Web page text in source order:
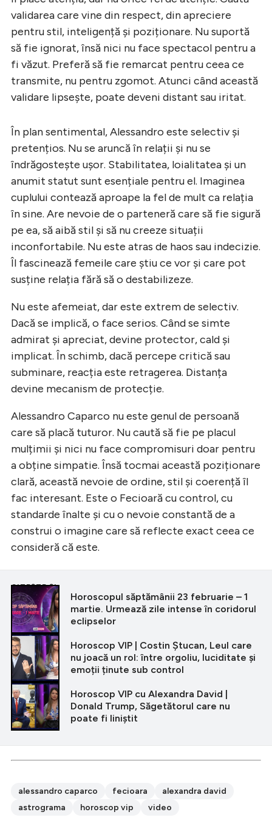
validarea care vine din respect, din apreciere
pentru stil, inteligență și poziționare. Nu suportă
să fie ignorat, însă nici nu face spectacol pentru a
fi văzut. Preferă să fie remarcat pentru ceea ce
transmite, nu pentru zgomot. Atunci când această
validare lipsește, poate deveni distant sau iritat.
În plan sentimental, Alessandro este selectiv și
pretențios. Nu se aruncă în relații și nu se
îndrăgostește ușor. Stabilitatea, loialitatea și un
anumit statut sunt esențiale pentru el. Imaginea
cuplului contează aproape la fel de mult ca relația
în sine. Are nevoie de o parteneră care să fie sigură
pe ea, să aibă stil și să nu creeze situații
inconfortabile. Nu este atras de haos sau indecizie.
Îl fascinează femeile care știu ce vor și care pot
susține relația fără să o destabilizeze.
Nu este afemeiat, dar este extrem de selectiv.
Dacă se implică, o face serios. Când se simte
admirat și apreciat, devine protector, cald și
implicat. În schimb, dacă percepe critică sau
subminare, reacția este retragerea. Distanța
devine mecanism de protecție.
Alessandro Caparco nu este genul de persoană
care să placă tuturor. Nu caută să fie pe placul
mulțimii și nici nu face compromisuri doar pentru
a obține simpatie. Însă tocmai această poziționare
clară, această nevoie de ordine, stil și coerență îl
fac interesant. Este o Fecioară cu control, cu
standarde înalte și cu o nevoie constantă de a
construi o imagine care să reflecte exact ceea ce
consideră că este.
CITEȘTE ȘI
Horoscopul săptămânii 23 februarie – 1
martie. Urmează zile intense în coridorul
eclipselor
Horoscop VIP | Costin Ștucan, Leul care
nu joacă un rol: între orgoliu, luciditate și
emoții ținute sub control
Horoscop VIP cu Alexandra David |
Donald Trump, Săgetătorul care nu
poate fi liniștit
alessandro caparco fecioara
alexandra david
astrograma
horoscop vip video